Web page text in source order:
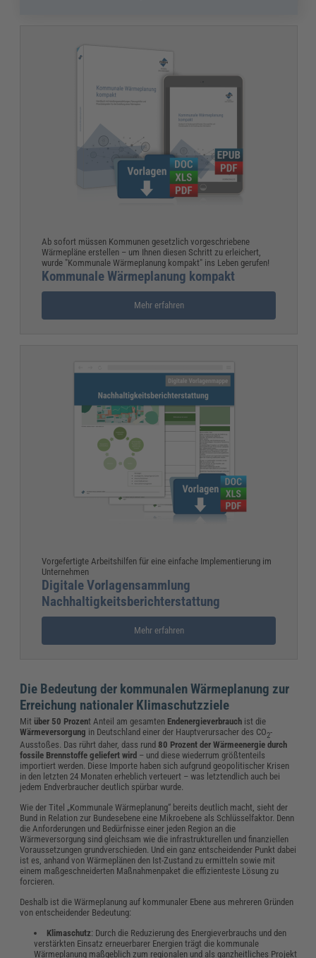
Ab sofort müssen Kommunen gesetzlich vorgeschriebene
Wärmepläne erstellen – um Ihnen diesen Schritt zu erleichert,
wurde "Kommunale Wärmeplanung kompakt" ins Leben gerufen!
Kommunale Wärmeplanung kompakt
Mehr erfahren
Vorgefertigte Arbeitshilfen für eine einfache Implementierung im
Unternehmen
Digitale Vorlagensammlung
Nachhaltigkeitsberichterstattung
Mehr erfahren
Die Bedeutung der kommunalen Wärmeplanung zur
Erreichung nationaler Klimaschutzziele
Mitüber 50 Prozent Anteil am gesamten Endenergieverbrauch ist die
Wärmeversorgung in Deutschland einer der Hauptverursacher des CO2-
Ausstoßes. Das rührt daher, dass rund80 Prozent der Wärmeenergie durch
fossile Brennstoffe geliefert wird – und diese wiederrum größtenteils
importiert werden. Diese Importe haben sich aufgrund geopolitischer Krisen
in den letzten 24 Monaten erheblich verteuert – was letztendlich auch bei
jedem Endverbraucher deutlich spürbar wurde.
Wie der Titel „Kommunale Wärmeplanung“ bereits deutlich macht, sieht der
Bund in Relation zur Bundesebene eine Mikroebene als Schlüsselfaktor. Denn
die Anforderungen und Bedürfnisse einer jeden Region an die
Wärmeversorgung sind gleichsam wie die infrastrukturellen und finanziellen
Voraussetzungen grundverschieden. Und ein ganz entscheidender Punkt dabei
ist es, anhand von Wärmeplänen den Ist-Zustand zu ermitteln sowie mit
einem maßgeschneiderten Maßnahmenpaket die effizienteste Lösung zu
forcieren.
Deshalb ist die Wärmeplanung auf kommunaler Ebene aus mehreren Gründen
von entscheidender Bedeutung:
Klimaschutz: Durch die Reduzierung des Energieverbrauchs und den
verstärkten Einsatz erneuerbarer Energien trägt die kommunale
Wärmeplanung maßgeblich zum regionalen und als ganzheitliches Projekt